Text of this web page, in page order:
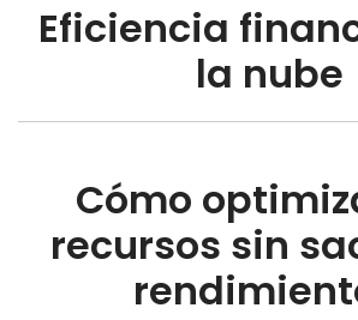
Eficiencia
la nube
Cómo
recursos sin